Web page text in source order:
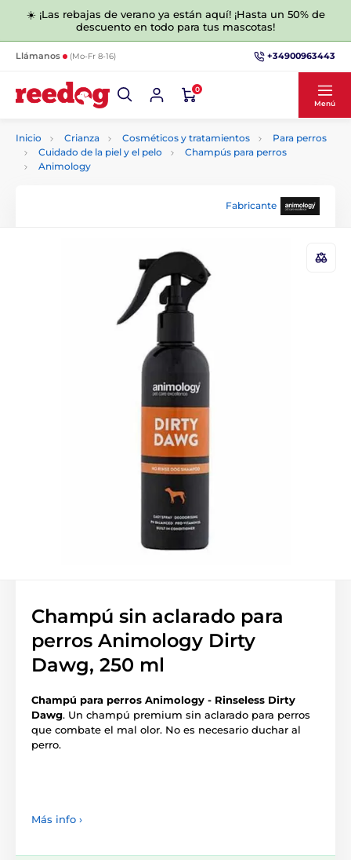
☀️ ¡Las rebajas de verano ya están aquí! ¡Hasta un 50% de
descuento en todo para tus mascotas!
Llámanos (Mo-Fr 8-16) +34900963443
0
Menú
Inicio Crianza Cosméticos y tratamientos
Para perros
Cuidado de la piel y el pelo
Champús para perros
Animology
Fabricante
Champú sin aclarado para
perros Animology Dirty
Dawg, 250 ml
Champú para perros Animology - Rinseless Dirty
Dawg. Un champú premium sin aclarado para perros
que combate el mal olor. No es necesario duchar al
perro.
Más info ›